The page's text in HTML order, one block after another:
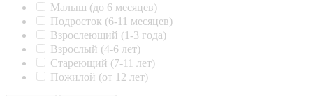
Малыш (до 6 месяцев)
Подросток (6-11 месяцев)
Взрослеющий (1-3 года)
Взрослый (4-6 лет)
Стареющий (7-11 лет)
Пожилой (от 12 лет)